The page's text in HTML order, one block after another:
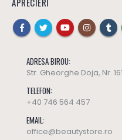
ADRESA BIROU:
Str. Gheorghe Doja, Nr. 161
TELEFON:
+40 746 564 457
EMAIL:
office@beautystore.ro